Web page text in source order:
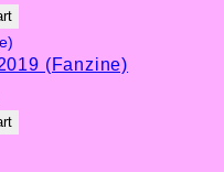
(Fanzine)